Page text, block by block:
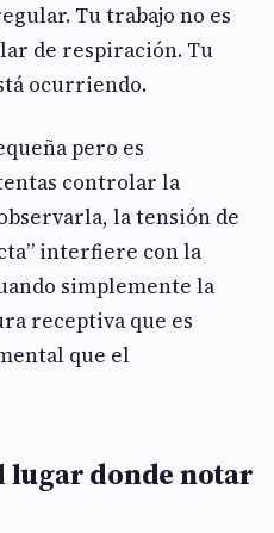
Tu trabajo no es
de respiración. Tu
ocurriendo.
pero es
controlar la
la tensión de
interfiere con la
simplemente la
receptiva que es
que el
lugar donde notar